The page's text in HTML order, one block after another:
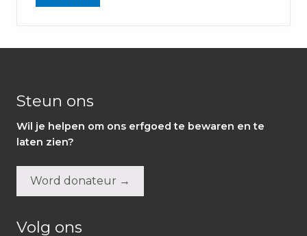
Steun ons
Wil je helpen om ons erfgoed te bewaren en te
laten zien?
Word donateur →
Volg ons